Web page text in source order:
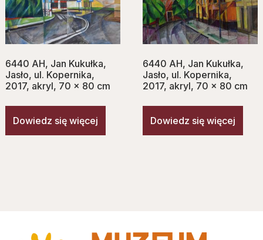
6440 AH, Jan Kukułka,
Jasło, ul. Kopernika,
2017, akryl, 70 x 80 cm
Dowiedz się więcej
6440 AH, Jan Kukułka,
Jasło, ul. Kopernika,
2017, akryl, 70 x 80 cm
Dowiedz się więcej